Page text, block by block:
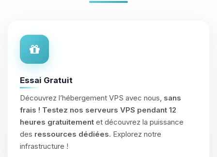
Essai Gratuit
Découvrez l’hébergement VPS avec nous, sans
frais ! Testez nos serveurs VPS pendant 12
heures gratuitement et découvrez la puissance
des ressources dédiées. Explorez notre
infrastructure !